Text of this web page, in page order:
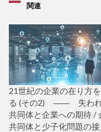
関連
21世紀の企業の在り方
る (その2) ―― 失わ
共同体と企業への期待 /
共同体と少子化問題の接